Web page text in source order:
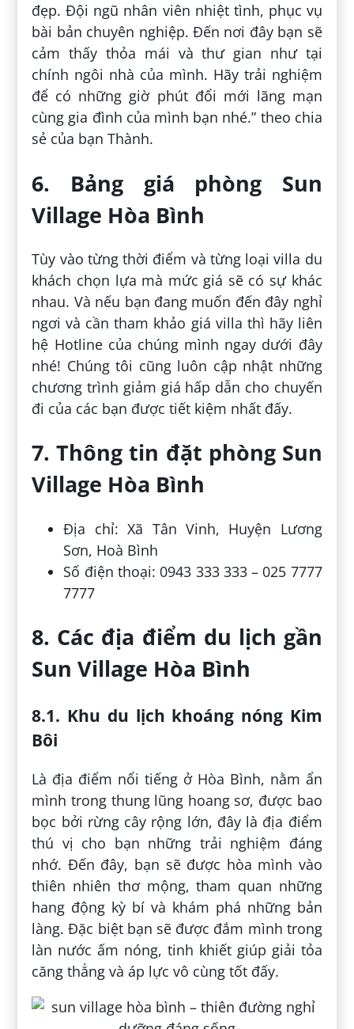
đẹp. Đội ngũ nhân viên nhiệt tình, phục vụ
bài bản chuyên nghiệp. Đến nơi đây bạn sẽ
cảm thấy thỏa mái và thư gian như tại
chính ngôi nhà của mình. Hãy trải nghiệm
để có những giờ phút đổi mới lãng mạn
cùng gia đình của mình bạn nhé.” theo chia
sẻ của bạn Thành.
6. Bảng giá phòng Sun
Village Hòa Bình
Tùy vào từng thời điểm và từng loại villa du
khách chọn lựa mà mức giá sẽ có sự khác
nhau. Và nếu bạn đang muốn đến đây nghỉ
ngơi và cần tham khảo giá villa thì hãy liên
hệ Hotline của chúng mình ngay dưới đây
nhé! Chúng tôi cũng luôn cập nhật những
chương trình giảm giá hấp dẫn cho chuyến
đi của các bạn được tiết kiệm nhất đấy.
7. Thông tin đặt phòng Sun
Village Hòa Bình
Địa chỉ: Xã Tân Vinh, Huyện Lương
Sơn, Hoà Bình
Số điện thoại: 0943 333 333 – 025 7777
7777
8. Các địa điểm du lịch gần
Sun Village Hòa Bình
8.1. Khu du lịch khoáng nóng Kim
Bôi
Là địa điểm nổi tiếng ở Hòa Bình, nằm ẩn
mình trong thung lũng hoang sơ, được bao
bọc bởi rừng cây rộng lớn, đây là địa điểm
thú vị cho bạn những trải nghiệm đáng
nhớ. Đến đây, bạn sẽ được hòa mình vào
thiên nhiên thơ mộng, tham quan những
hang động kỳ bí và khám phá những bản
làng. Đặc biệt bạn sẽ được đắm mình trong
làn nước ấm nóng, tinh khiết giúp giải tỏa
căng thẳng và áp lực vô cùng tốt đấy.